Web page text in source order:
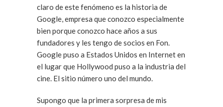
claro de este fenómeno es la historia de
Google, empresa que conozco especialmente
bien porque conozco hace años a sus
fundadores y les tengo de socios en Fon.
Google puso a Estados Unidos en Internet en
el lugar que Hollywood puso a la industria del
cine. El sitio número uno del mundo.
Supongo que la primera sorpresa de mis